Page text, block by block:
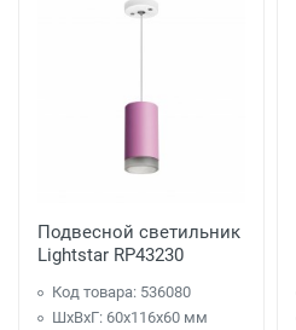
Подвесной светильник
Lightstar RP43230
Код товара: 536080
ШхВхГ: 60x116x60 мм